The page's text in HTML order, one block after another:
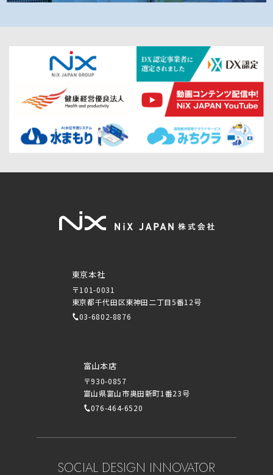
東京本社
〒101-0031
東京都千代田区東神田二丁目5番12号
03-6802-8876
富山本店
〒930-0857
富山県富山市奥田新町1番23号
076-464-6520
SOCIAL DESIGN INNOVATOR